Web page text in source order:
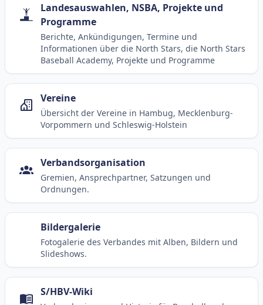
Landesauswahlen, NSBA, Projekte und
Programme
Berichte, Ankündigungen, Termine und
Informationen über die North Stars, die North Stars
Baseball Academy, Projekte und Programme
Vereine
Übersicht der Vereine in Hambug, Mecklenburg-
Vorpommern und Schleswig-Holstein
Verbandsorganisation
Gremien, Ansprechpartner, Satzungen und
Ordnungen.
Bildergalerie
Fotogalerie des Verbandes mit Alben, Bildern und
Slideshows.
S/HBV-Wiki